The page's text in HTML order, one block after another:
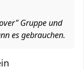
Gruppe und
es gebrauchen.